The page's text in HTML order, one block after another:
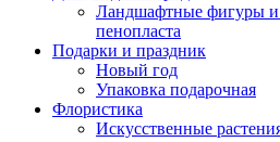
Ландшафтные фигуры и
пенопласта
Подарки и праздник
Новый год
Упаковка подарочная
Флористика
Искусственные